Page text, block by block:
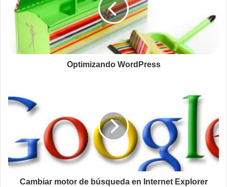
Optimizando WordPress
motor
de
búsqueda
Internet
Explorer
Cambiar motor de búsqueda en Internet Explorer